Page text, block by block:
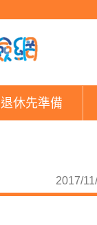
泡水車怎麼
退休先準備
2017/